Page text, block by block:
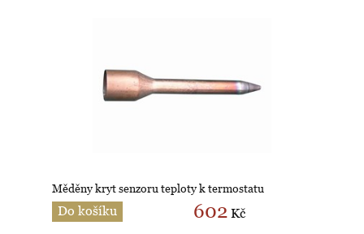
Měděny kryt senzoru teploty k termostatu
Do košíku 602 Kč